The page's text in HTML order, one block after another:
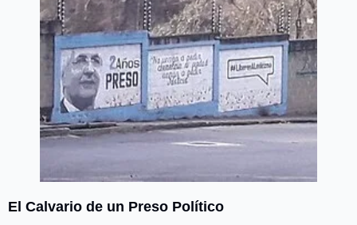
El Calvario de un Preso Político